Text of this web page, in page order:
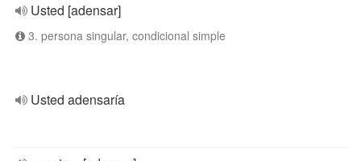
Usted [adensar]
3. persona singular, condicional simple
Usted adensaría